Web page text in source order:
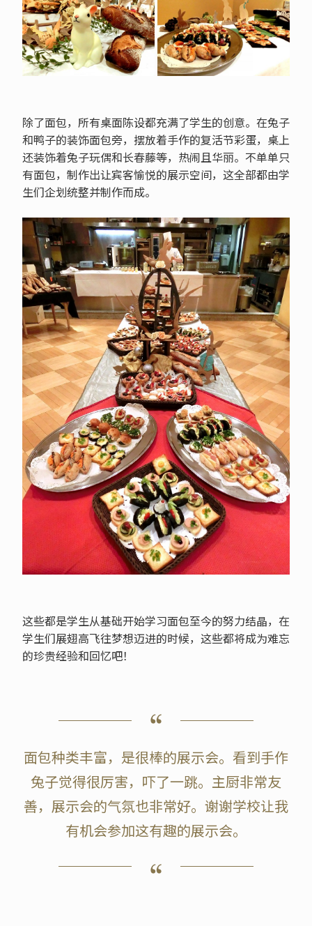
除了面包，所有桌面陈设都充满了学生的创意。在兔子
和鸭子的装饰面包旁，摆放着手作的复活节彩蛋，桌上
还装饰着兔子玩偶和长春藤等，热闹且华丽。不单单只
有面包，制作出让宾客愉悦的展示空间，这全部都由学
生们企划统整并制作而成。
这些都是学生从基础开始学习面包至今的努力结晶，在
学生们展翅高飞往梦想迈进的时候，这些都将成为难忘
的珍贵经验和回忆吧！
面包种类丰富，是很棒的展示会。看到手作
兔子觉得很厉害，吓了一跳。主厨非常友
善，展示会的气氛也非常好。谢谢学校让我
有机会参加这有趣的展示会。